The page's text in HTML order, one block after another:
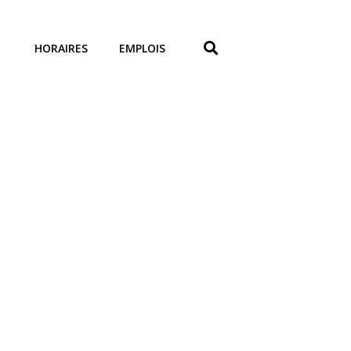
HORAIRES EMPLOIS